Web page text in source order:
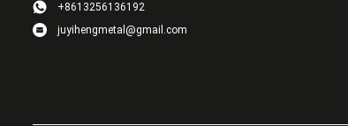
+8613256136192
juyihengmetal@gmail.com